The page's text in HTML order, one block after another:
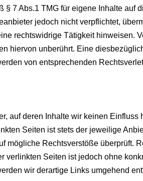
7 Abs.1 TMG für eigene Inhalte auf
jedoch nicht verpflichtet,
rechtswidrige Tätigkeit hinweisen.
hiervon unberührt. Eine
von entsprechenden
auf deren Inhalte wir keinen
Seiten ist stets der jeweilige
mögliche Rechtsverstöße überprüft.
verlinkten Seiten ist jedoch ohne
wir derartige Links umgehend